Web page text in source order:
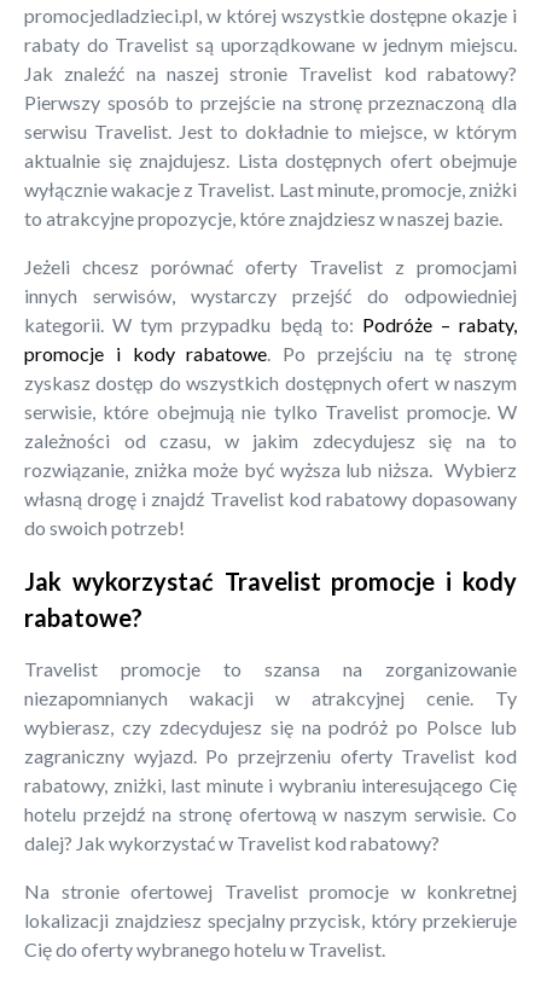
promocjedladzieci.pl, w której wszystkie dostępne okazje i
rabaty do Travelist są uporządkowane w jednym miejscu.
Jak znaleźć na naszej stronie Travelist kod rabatowy?
Pierwszy sposób to przejście na stronę przeznaczoną dla
serwisu Travelist. Jest to dokładnie to miejsce, w którym
aktualnie się znajdujesz. Lista dostępnych ofert obejmuje
wyłącznie wakacje z Travelist. Last minute, promocje, zniżki
to atrakcyjne propozycje, które znajdziesz w naszej bazie.
Jeżeli chcesz porównać oferty Travelist z promocjami
innych serwisów, wystarczy przejść do odpowiedniej
kategorii. W tym przypadku będą to: Podróże – rabaty,
promocje i kody rabatowe. Po przejściu na tę stronę
zyskasz dostęp do wszystkich dostępnych ofert w naszym
serwisie, które obejmują nie tylko Travelist promocje. W
zależności od czasu, w jakim zdecydujesz się na to
rozwiązanie, zniżka może być wyższa lub niższa. Wybierz
własną drogę i znajdź Travelist kod rabatowy dopasowany
do swoich potrzeb!
Jak wykorzystać Travelist promocje i kody
rabatowe?
Travelist promocje to szansa na zorganizowanie
niezapomnianych wakacji w atrakcyjnej cenie. Ty
wybierasz, czy zdecydujesz się na podróż po Polsce lub
zagraniczny wyjazd. Po przejrzeniu oferty Travelist kod
rabatowy, zniżki, last minute i wybraniu interesującego Cię
hotelu przejdź na stronę ofertową w naszym serwisie. Co
dalej? Jak wykorzystać w Travelist kod rabatowy?
Na stronie ofertowej Travelist promocje w konkretnej
lokalizacji znajdziesz specjalny przycisk, który przekieruje
Cię do oferty wybranego hotelu w Travelist.